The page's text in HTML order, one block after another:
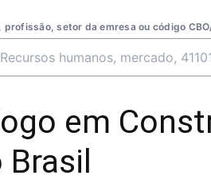
profissão, setor da emresa ou código
em